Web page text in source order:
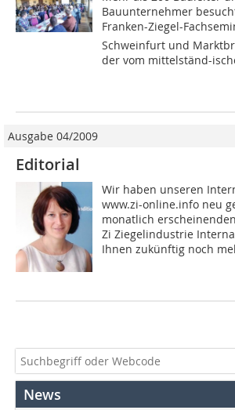
Bauunternehmer
Franken-Ziegel-
Schweinfurt und
der vom mittelständ-
Ausgabe 04/2009
Editorial
Wir haben unseren
www.zi-online.info neu
monatlich
Zi Ziegelindustrie
Ihnen zukünftig noch
News